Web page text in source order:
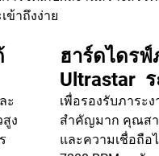
ข้าถึงง่าย
ะ
ง
ฮาร์ดไดรฟ์
Ultrastar
เพื่อรองรับภาระ
สำคัญมาก คุณสา
และความเชื่อถือ